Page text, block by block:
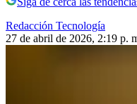
Redacción Tecnología
27 de abril de 2026, 2:19 p.